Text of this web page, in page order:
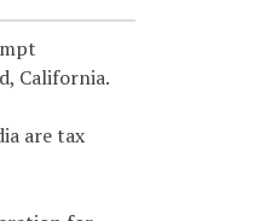
California.
are tax